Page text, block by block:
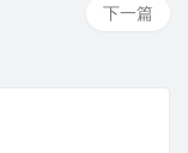
下一篇